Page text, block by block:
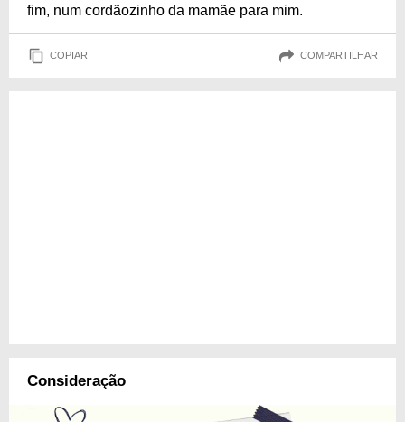
fim, num cordãozinho da mamãe para mim.
COPIAR COMPARTILHAR
Consideração